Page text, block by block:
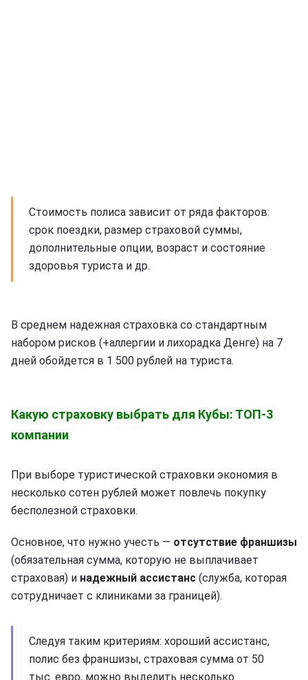
Стоимость полиса зависит от ряда факторов:
срок поездки, размер страховой суммы,
дополнительные опции, возраст и состояние
здоровья туриста и др.
В среднем надежная страховка со стандартным
набором рисков (+аллергии и лихорадка Денге) на 7
дней обойдется в 1 500 рублей на туриста.
Какую страховку выбрать для Кубы: ТОП-3
компании
При выборе туристической страховки экономия в
несколько сотен рублей может повлечь покупку
бесполезной страховки.
Основное, что нужно учесть — отсутствие франшизы
(обязательная сумма, которую не выплачивает
страховая) и надежный ассистанс (служба, которая
сотрудничает с клиниками за границей).
Следуя таким критериям: хороший ассистанс,
полис без франшизы, страховая сумма от 50
тыс. евро, можно выделить несколько